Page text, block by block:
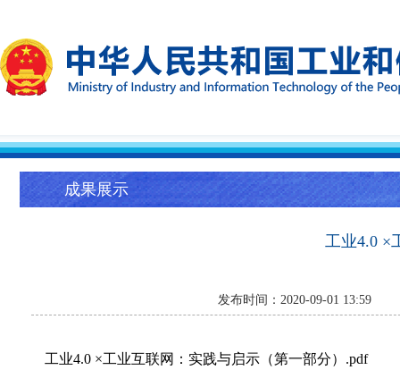
成果展示
工业4.0 ×
发布时间：2020-09-01 13:59
工业4.0 ×工业互联网：实践与启示（第一部分）.pdf